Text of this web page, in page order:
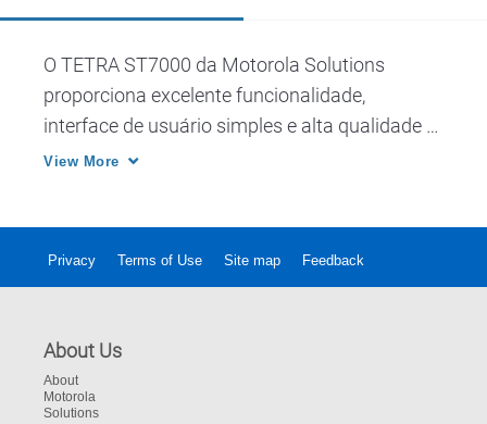
O TETRA ST7000 da Motorola Solutions
proporciona excelente funcionalidade,
interface de usuário simples e alta qualidade
de áudio em formato pequeno e elegante para
View More
Privacy Terms of Use Site map Feedback
About Us
About
Motorola
Solutions